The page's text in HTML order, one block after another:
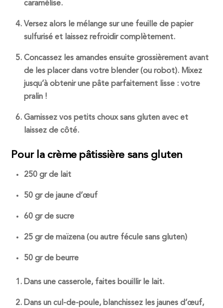
caramélise.
Versez alors le mélange sur une feuille de papier
sulfurisé et laissez refroidir complètement.
Concassez les amandes ensuite grossièrement avant
de les placer dans votre blender (ou robot). Mixez
jusqu’à obtenir une pâte parfaitement lisse : votre
pralin !
Garnissez vos petits choux sans gluten avec et
laissez de côté.
Pour la crème pâtissière sans gluten
250 gr de lait
50 gr de jaune d’œuf
60 gr de sucre
25 gr de maïzena (ou autre fécule sans gluten)
50 gr de beurre
Dans une casserole, faites bouillir le lait.
Dans un cul-de-poule, blanchissez les jaunes d’œuf,